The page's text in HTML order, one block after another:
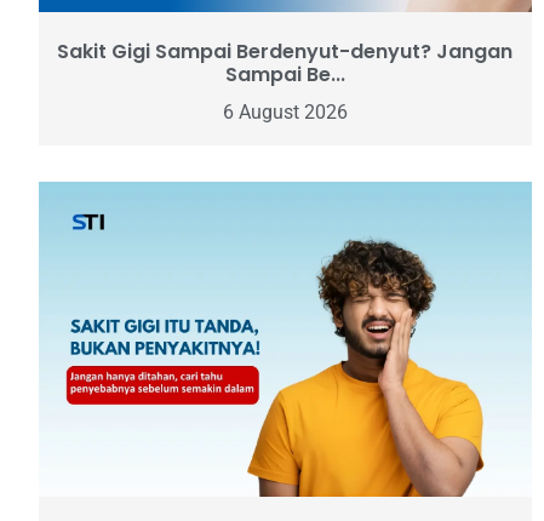
Sakit Gigi Sampai Berdenyut-denyut? Jangan
Sampai Be...
6 August 2026